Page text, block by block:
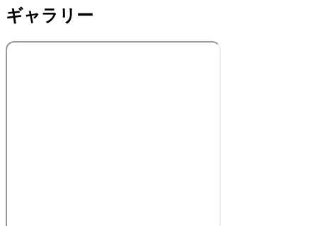
ギャラリー